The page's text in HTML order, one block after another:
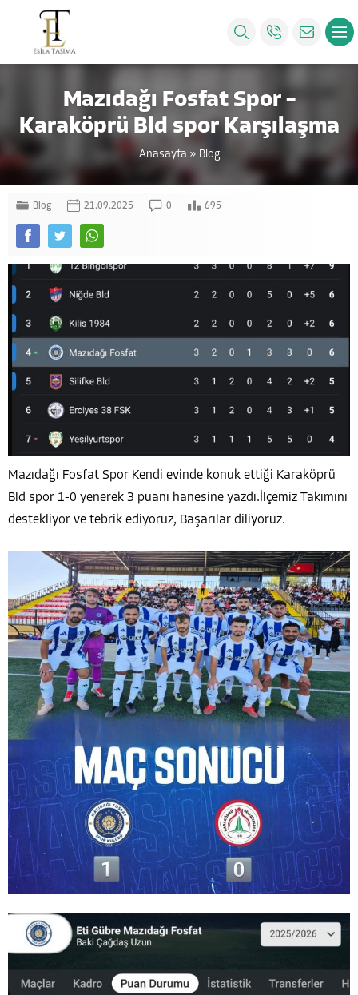
Mazıdağı Fosfat Spor –
Karaköprü Bld spor Karşılaşma
Anasayfa » Blog
Blog 21.09.2025 0 695
Mazıdağı Fosfat Spor Kendi evinde konuk ettiği Karaköprü
Bld spor 1-0 yenerek 3 puanı hanesine yazdı.İlçemiz Takımını
destekliyor ve tebrik ediyoruz, Başarılar diliyoruz.